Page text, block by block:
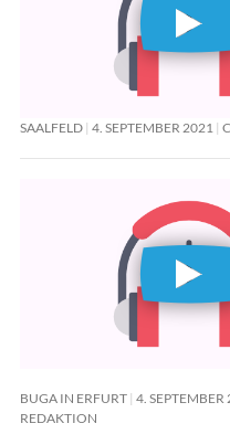
SAALFELD 4. SEPTEMBER 2021
BUGA IN ERFURT 4. SEPTEMBER
REDAKTION